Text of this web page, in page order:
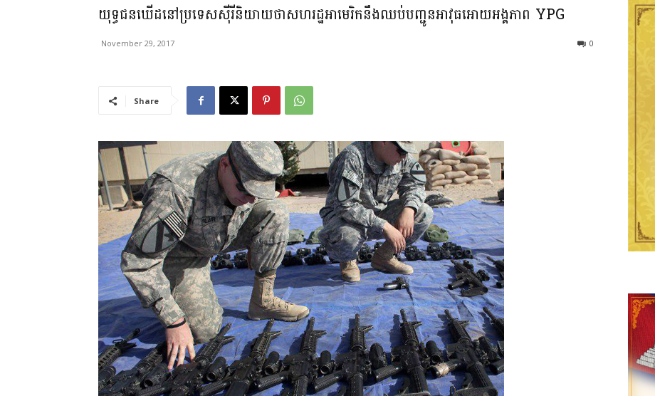
យុទ្ធជនឃើដនៅប្រទេសស៊ីរីនិយាយថាសហរដ្ឋអាមេរិកនឹងឈប់បញ្ជូនអាវុធអោយអង្គភាព YPG
November 29, 2017 0
Share